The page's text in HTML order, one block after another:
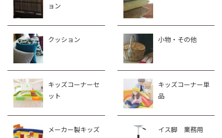
ョン
クッション 小物・その他
キッズコーナーセ
ット
キッズコーナー単
品
メーカー製キッズ
イス脚 業務用